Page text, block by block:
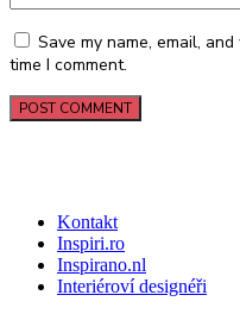
Save my name, email,
time I comment.
Kontakt
Inspiri.ro
Inspirano.nl
Interiéroví designéři